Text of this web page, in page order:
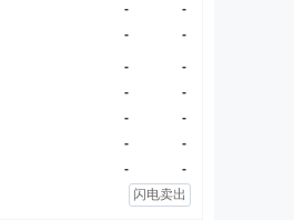
-
-
- -
-
-
-
-
-
-
-
-
-
-
闪电卖出